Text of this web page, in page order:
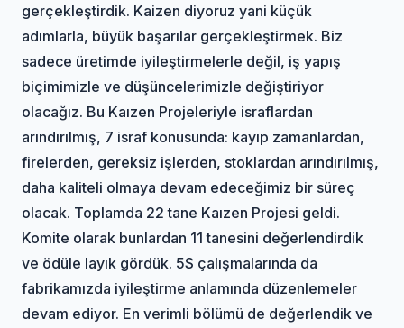
gerçekleştirdik. Kaizen diyoruz yani küçük
adımlarla, büyük başarılar gerçekleştirmek. Biz
sadece üretimde iyileştirmelerle değil, iş yapış
biçimimizle ve düşüncelerimizle değiştiriyor
olacağız. Bu Kaızen Projeleriyle israflardan
arındırılmış, 7 israf konusunda: kayıp zamanlardan,
firelerden, gereksiz işlerden, stoklardan arındırılmış,
daha kaliteli olmaya devam edeceğimiz bir süreç
olacak. Toplamda 22 tane Kaızen Projesi geldi.
Komite olarak bunlardan 11 tanesini değerlendirdik
ve ödüle layık gördük. 5S çalışmalarında da
fabrikamızda iyileştirme anlamında düzenlemeler
devam ediyor. En verimli bölümü de değerlendik ve